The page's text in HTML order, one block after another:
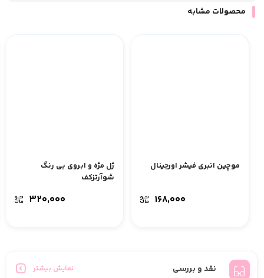
محصولات مشابه
موچین انبری فیشر اورجینال
۱۶۸,۰۰۰
ژل مژه و ابروی بی رنگ
شوآرتزکف
۳۲۰,۰۰۰
نقد و بررسی نمایش بیشتر